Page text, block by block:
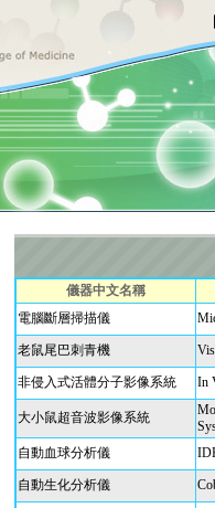
儀器中文名稱
電腦斷層掃描儀
老鼠尾巴刺青機
非侵入式活體分子影像系統 In
大小鼠超音波影像系統
自動血球分析儀
自動生化分析儀